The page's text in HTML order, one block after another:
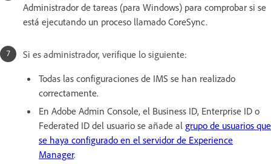
Administrador de tareas (para Windows) para comprobar si se
está ejecutando un proceso llamado CoreSync.
Si es administrador, verifique lo siguiente:
Todas las configuraciones de IMS se han realizado
correctamente.
En Adobe Admin Console, el Business ID, Enterprise ID o
Federated ID del usuario se añade al grupo de usuarios que
se haya configurado en el servidor de Experience
Manager.